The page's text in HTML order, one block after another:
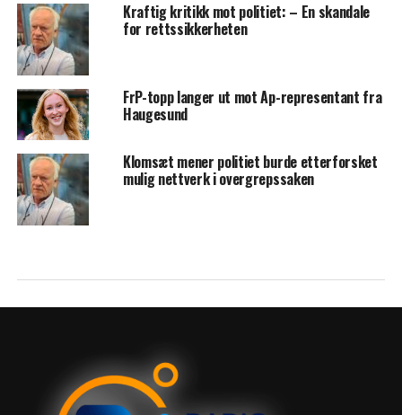
Kraftig kritikk mot politiet: – En skandale
for rettssikkerheten
FrP-topp langer ut mot Ap-representant fra
Haugesund
Klomsæt mener politiet burde etterforsket
mulig nettverk i overgrepssaken